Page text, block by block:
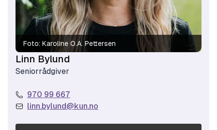
Foto: Karoline O.A. Pettersen
Linn Bylund
Seniorrådgiver
970 99 667
linn.bylund@kun.no